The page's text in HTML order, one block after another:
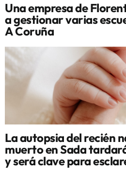
Una empresa de
a gestionar varias
A Coruña
La autopsia del recién
muerto en Sada
y será clave para